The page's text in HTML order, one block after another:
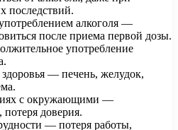
последствий.
алкоголя —
после приема первой дозы.
употребление
— печень, желудок,
с окружающими —
доверия.
— потеря работы,